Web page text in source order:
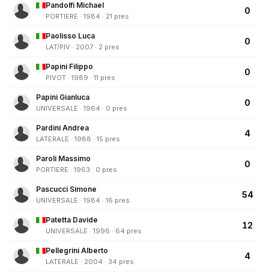
Pandolfi Michael
PORTIERE · 1984 · 21 pres
0
Paolisso Luca
LAT/PIV · 2007 · 2 pres
0
Papini Filippo
PIVOT · 1989 · 11 pres
0
Papini Gianluca
UNIVERSALE · 1964 · 0 pres
0
Pardini Andrea
LATERALE · 1988 · 15 pres
4
Paroli Massimo
PORTIERE · 1963 · 0 pres
0
Pascucci Simone
UNIVERSALE · 1984 · 16 pres
54
Patetta Davide
UNIVERSALE · 1996 · 64 pres
12
Pellegrini Alberto
LATERALE · 2004 · 34 pres
4